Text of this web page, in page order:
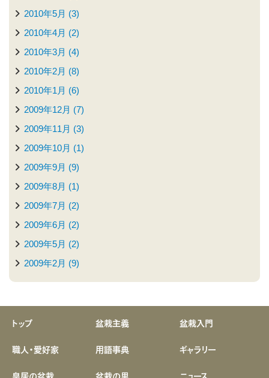
2010年5月 (3)
2010年4月 (2)
2010年3月 (4)
2010年2月 (8)
2010年1月 (6)
2009年12月 (7)
2009年11月 (3)
2009年10月 (1)
2009年9月 (9)
2009年8月 (1)
2009年7月 (2)
2009年6月 (2)
2009年5月 (2)
2009年2月 (9)
トップ 盆栽主義
盆栽入門
職人・愛好家
用語事典
ギャラリー
皇居の盆栽
盆栽の里 ニュース